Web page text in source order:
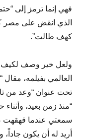
فهي إنما ترمز إلى
الذي انقض على مصر
كهف طالت”.
ولعل خير وصف لكيف
العالمي بفيلمه، مقال
تحت عنوان “وعد من
“منذ زمن بعيد،
سمعتي عندما
أريد له أن يكون